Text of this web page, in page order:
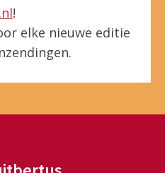
!
elke nieuwe editie